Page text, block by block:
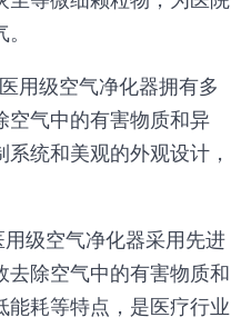
用级空气净化器拥有多
空气中的有害物质和异
统和美观的外观设计，
级空气净化器采用先进
去除空气中的有害物质和
能耗等特点，是医疗行业